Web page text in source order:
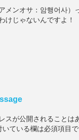
メンオサ：암행어사）
けじゃないんですよ！
スが公開されることは
いている欄は必須項目